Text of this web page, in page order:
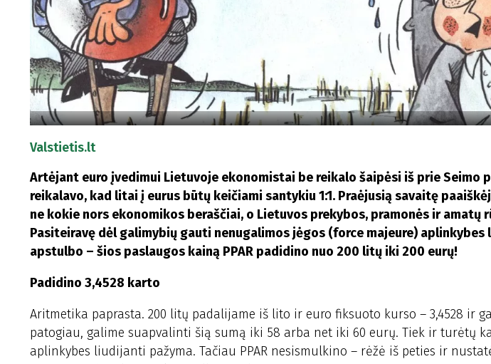
Valstietis.lt
Artėjant euro įvedimui Lietuvoje ekonomistai be reikalo šaipėsi iš prie Seimo
reikalavo, kad litai į eurus būtų keičiami santykiu 1:1. Praėjusią savaitę
ne kokie nors ekonomikos beraščiai, o Lietuvos prekybos, pramonės ir amatų
Pasiteiravę dėl galimybių gauti nenugalimos jėgos (force majeure) aplinkybes
apstulbo – šios paslaugos kainą PPAR padidino nuo 200 litų iki 200 eurų!
Padidino 3,4528 karto
Aritmetika paprasta. 200 litų padalijame iš lito ir euro fiksuoto kurso – 3,4528 ir
patogiau, galime suapvalinti šią sumą iki 58 arba net iki 60 eurų. Tiek ir turėtų
aplinkybes liudijanti pažyma. Tačiau PPAR nesismulkino – rėžė iš peties ir